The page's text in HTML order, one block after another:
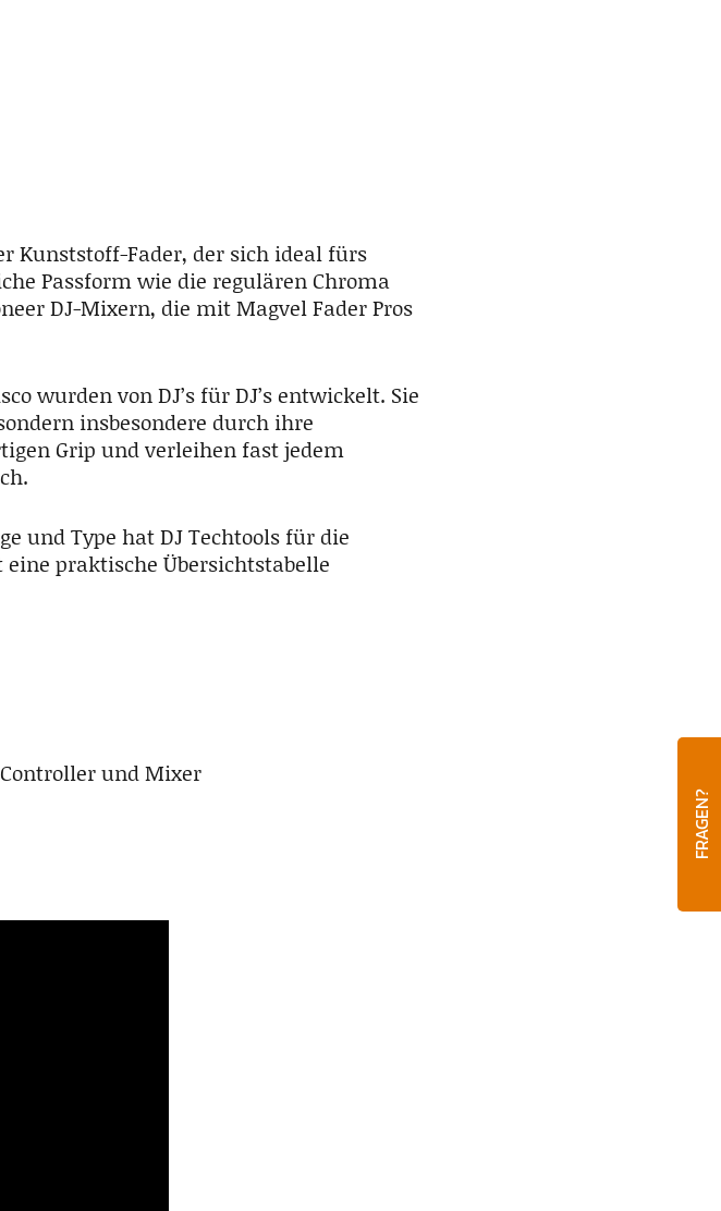
FRAGEN?
Kunststoff-Fader, der sich ideal fürs
Passform wie die regulären Chroma
DJ-Mixern, die mit Magvel Fader Pros
wurden von DJ’s für DJ’s entwickelt. Sie
insbesondere durch ihre
Grip und verleihen fast jedem
und Type hat DJ Techtools für die
praktische Übersichtstabelle
und Mixer